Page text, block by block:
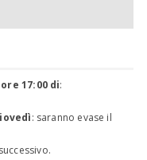
17:00 di:
: saranno evase il